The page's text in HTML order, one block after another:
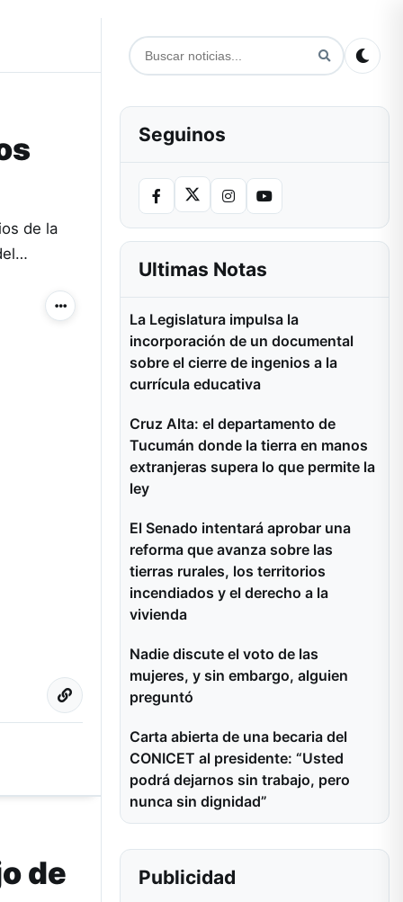
de la
Más acciones
de
Seguinos
Ultimas Notas
La Legislatura impulsa la
incorporación de un documental
sobre el cierre de ingenios a la
currícula educativa
Cruz Alta: el departamento de
Tucumán donde la tierra en manos
extranjeras supera lo que permite la
ley
El Senado intentará aprobar una
reforma que avanza sobre las
tierras rurales, los territorios
incendiados y el derecho a la
vivienda
Nadie discute el voto de las
mujeres, y sin embargo, alguien
preguntó
Carta abierta de una becaria del
CONICET al presidente: “Usted
podrá dejarnos sin trabajo, pero
nunca sin dignidad”
Publicidad